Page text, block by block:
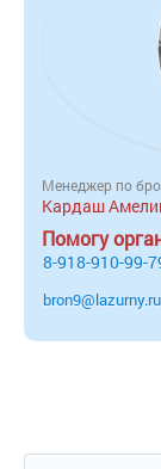
- уборка номера
- смена белья –
- смена
Менеджер по
Кардаш
Помогу
8-918-910-99-
bron9@lazurny.ru